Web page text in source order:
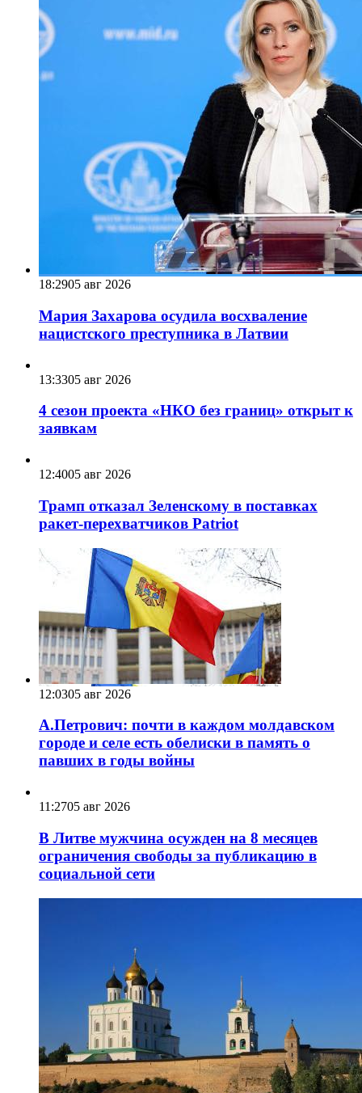
18:2905 авг 2026
Мария Захарова осудила восхваление
нацистского преступника в Латвии
13:3305 авг 2026
4 сезон проекта «НКО без границ» открыт к
заявкам
12:4005 авг 2026
Трамп отказал Зеленскому в поставках
ракет-перехватчиков Patriot
12:0305 авг 2026
А.Петрович: почти в каждом молдавском
городе и селе есть обелиски в память о
павших в годы войны
11:2705 авг 2026
В Литве мужчина осужден на 8 месяцев
ограничения свободы за публикацию в
социальной сети